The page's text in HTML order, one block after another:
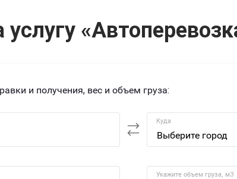
и получения, вес и объем груза:
Куда
Укажите объем груза, м3